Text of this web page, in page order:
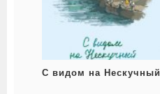
С видом на Нескучный